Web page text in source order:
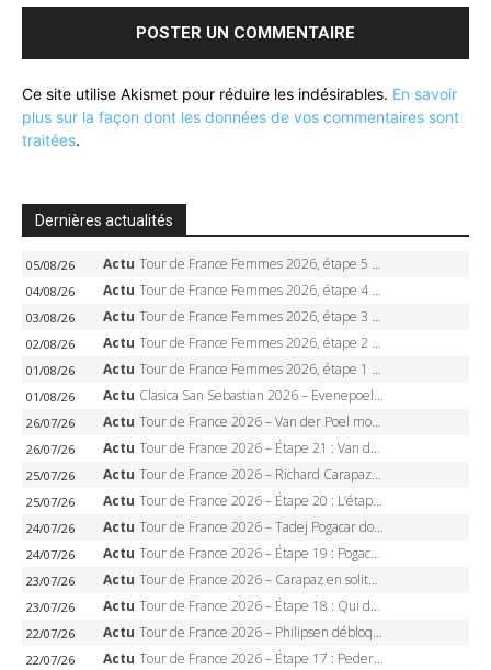
Ce site utilise Akismet pour réduire les indésirables. En savoir
plus sur la façon dont les données de vos commentaires sont
traitées.
Dernières actualités
05/08/26 Actu Tour de France Femmes 2026, étape 5 – Demi Vollering gagne à Belleville, Reusser en jaune, Ferrand-Prévot coule
04/08/26 Actu Tour de France Femmes 2026, étape 4 – Marlen Reusser écrase le chrono, Ferrand-Prévot en crise
03/08/26 Actu Tour de France Femmes 2026, étape 3 – Sigrid Haugset en solitaire, 88 km d’échappée, maillot jaune
02/08/26 Actu Tour de France Femmes 2026, étape 2 – Lorena Wiebes doublé à Genève, Markus héroïque, 7e record
01/08/26 Actu Tour de France Femmes 2026, étape 1 – Lorena Wiebes intouchable à Lausanne, premier maillot jaune
01/08/26 Actu Clasica San Sebastian 2026 – Evenepoel recordman, 4e victoire, Carapaz battu au sprint
26/07/26 Actu Tour de France 2026 – Van der Poel monumental à Paris, Pogacar égale le record des cinq sacres
26/07/26 Actu Tour de France 2026 – Étape 21 : Van der Poel, Pogacar, qui succédera à Wout van Aert sur les Champs-Elysées ?
25/07/26 Actu Tour de France 2026 – Richard Carapaz roi des Alpes, doublé et maillot à pois, Seixas perd le podium
25/07/26 Actu Tour de France 2026 – Étape 20 : L’étape reine, Galibier, Sarenne, Alpe d’Huez, qui succédera à Pogacar ?
24/07/26 Actu Tour de France 2026 – Tadej Pogacar dompte l’Alpe d’Huez, 5e victoire, record de Pantani pulvérisé
24/07/26 Actu Tour de France 2026 – Étape 19 : Pogacar peut-il enfin dompter l’Alpe d’Huez ?
23/07/26 Actu Tour de France 2026 – Carapaz en solitaire à Orcières-Merlette, Paret-Peintre à un point du maillot à pois
23/07/26 Actu Tour de France 2026 – Étape 18 : Qui domptera Orcières-Merlette, première marche vers l’Alpe d’Huez ?
22/07/26 Actu Tour de France 2026 – Philipsen débloque son compteur à Voiron, Pedersen en danger pour le maillot vert
22/07/26 Actu Tour de France 2026 – Étape 17 : Pedersen peut-il verrouiller le maillot vert à Voiron ?